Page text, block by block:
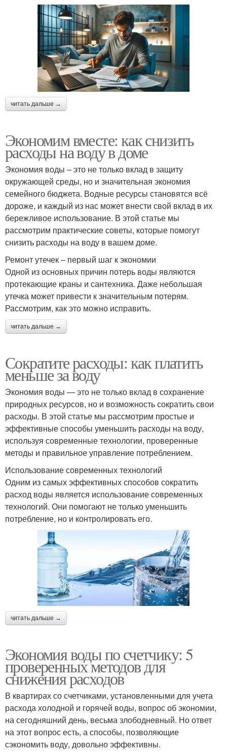
читать дальше →
Экономим вместе: как снизить
расходы на воду в доме
Экономия воды – это не только вклад в защиту
окружающей среды, но и значительная экономия
семейного бюджета. Водные ресурсы становятся всё
дороже, и каждый из нас может внести свой вклад в их
бережливое использование. В этой статье мы
рассмотрим практические советы, которые помогут
снизить расходы на воду в вашем доме.
Ремонт утечек – первый шаг к экономии
Одной из основных причин потерь воды являются
протекающие краны и сантехника. Даже небольшая
утечка может привести к значительным потерям.
Рассмотрим, как это можно исправить.
читать дальше →
Сократите расходы: как платить
меньше за воду
Экономия воды — это не только вклад в сохранение
природных ресурсов, но и возможность сократить свои
расходы. В этой статье мы рассмотрим простые и
эффективные способы уменьшить расходы на воду,
используя современные технологии, проверенные
методы и правильное управление потреблением.
Использование современных технологий
Одним из самых эффективных способов сократить
расход воды является использование современных
технологий. Они помогают не только уменьшить
потребление, но и контролировать его.
читать дальше →
Экономия воды по счетчику: 5
проверенных методов для
снижения расходов
В квартирах со счетчиками, установленными для учета
расхода холодной и горячей воды, вопрос об экономии,
на сегодняшний день, весьма злободневный. Но ответ
на этот вопрос есть, а способы, позволяющие
сэкономить воду, довольно эффективны.